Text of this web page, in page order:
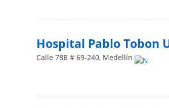
Hospital Pablo Tobon
Calle 78B # 69-240, Medellín